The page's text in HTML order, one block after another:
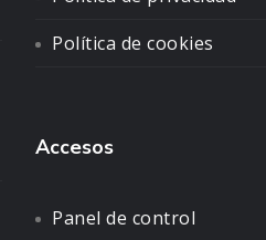
Política de cookies
Accesos
Panel de control